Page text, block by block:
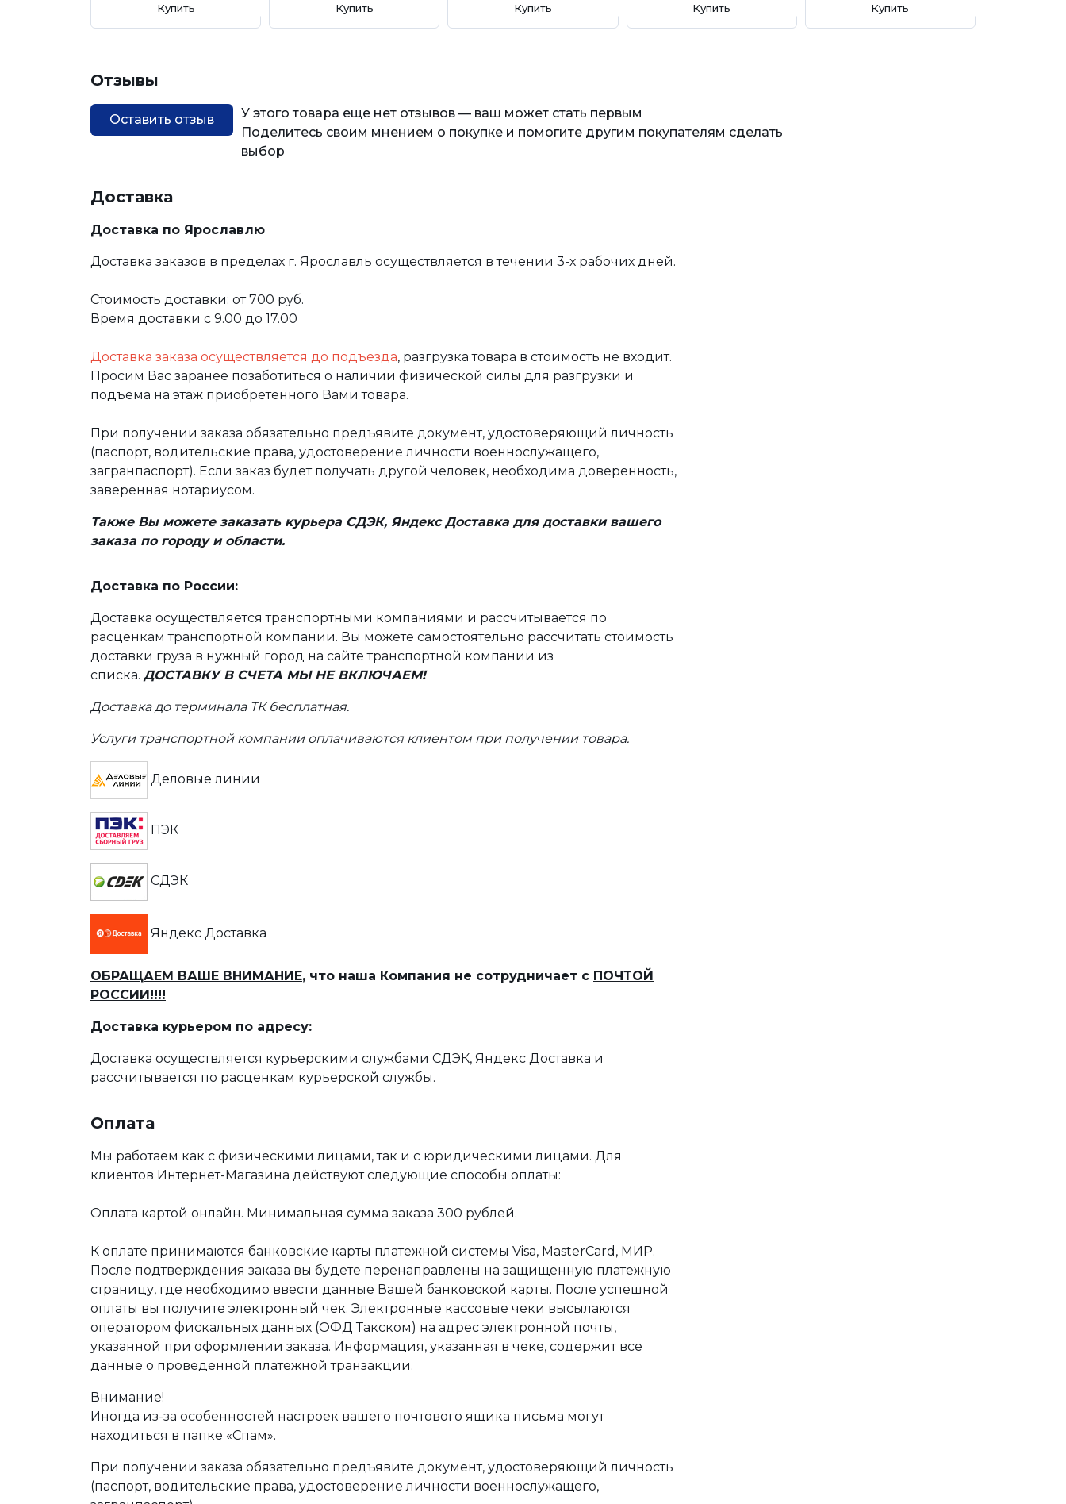
Купить Купить Купить Купить Купить
Отзывы
Оставить отзыв
У этого товара еще нет отзывов — ваш может стать первым
Поделитесь своим мнением о покупке и помогите другим покупателям сделать
выбор
Доставка
Доставка по Ярославлю
Доставка заказов в пределах г. Ярославль осуществляется в течении 3-х рабочих дней.
Стоимость доставки: от 700 руб.
Время доставки с 9.00 до 17.00
Доставка заказа осуществляется до подъезда, разгрузка товара в стоимость не входит.
Просим Вас заранее позаботиться о наличии физической силы для разгрузки и
подъёма на этаж приобретенного Вами товара.
При получении заказа обязательно предъявите документ, удостоверяющий личность
(паспорт, водительские права, удостоверение личности военнослужащего,
загранпаспорт). Если заказ будет получать другой человек, необходима доверенность,
заверенная нотариусом.
Также Вы можете заказать курьера СДЭК, Яндекс Доставка для доставки вашего
заказа по городу и области.
Доставка по России:
Доставка осуществляется транспортными компаниями и рассчитывается по
расценкам транспортной компании. Вы можете самостоятельно рассчитать стоимость
доставки груза в нужный город на сайте транспортной компании из
списка. ДОСТАВКУ В СЧЕТА МЫ НЕ ВКЛЮЧАЕМ!
Доставка до терминала ТК бесплатная.
Услуги транспортной компании оплачиваются клиентом при получении товара.
Деловые линии
ПЭК
СДЭК
Яндекс Доставка
ОБРАЩАЕМ ВАШЕ ВНИМАНИЕ, что наша Компания не сотрудничает с ПОЧТОЙ
РОССИИ!!!!
Доставка курьером по адресу:
Доставка осуществляется курьерскими службами СДЭК, Яндекс Доставка и
рассчитывается по расценкам курьерской службы.
Оплата
Мы работаем как с физическими лицами, так и с юридическими лицами. Для
клиентов Интернет-Магазина действуют следующие способы оплаты:
Оплата картой онлайн. Минимальная сумма заказа 300 рублей.
К оплате принимаются банковские карты платежной системы Visa, MasterCard, МИР.
После подтверждения заказа вы будете перенаправлены на защищенную платежную
страницу, где необходимо ввести данные Вашей банковской карты. После успешной
оплаты вы получите электронный чек. Электронные кассовые чеки высылаются
оператором фискальных данных (ОФД Такском) на адрес электронной почты,
указанной при оформлении заказа. Информация, указанная в чеке, содержит все
данные о проведенной платежной транзакции.
Внимание!
Иногда из-за особенностей настроек вашего почтового ящика письма могут
находиться в папке «Спам».
При получении заказа обязательно предъявите документ, удостоверяющий личность
(паспорт, водительские права, удостоверение личности военнослужащего,